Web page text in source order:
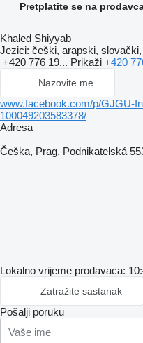
Pretplatite se na
Khaled Shiyyab
Jezici: češki, arapski,
+420 776 19... Prikaži +420
Nazovite me
www.facebook.com/p/GJGU-
100049203583378/
Adresa
Češka, Prag, Podnikatelská
Lokalno vrijeme prodavaca:
Zatražite sastanak
Pošalji poruku